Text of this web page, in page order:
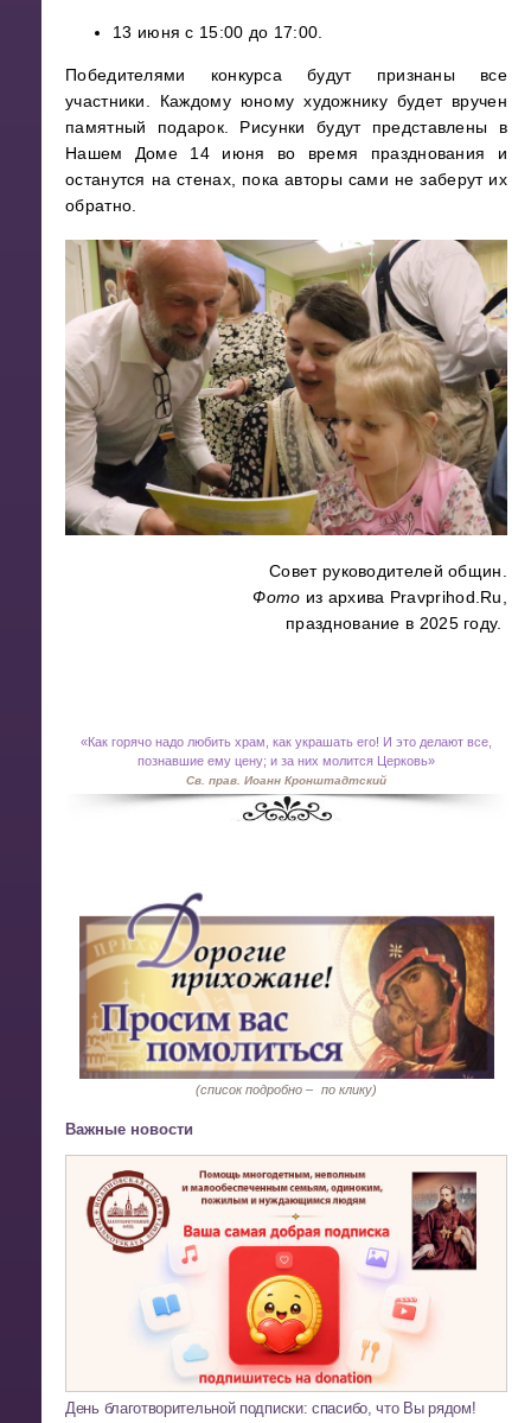
13 июня с 15:00 до 17:00.
Победителями конкурса будут признаны все
участники. Каждому юному художнику будет вручен
памятный подарок. Рисунки будут представлены в
Нашем Доме 14 июня во время празднования и
останутся на стенах, пока авторы сами не заберут их
обратно.
Совет руководителей общин.
Фото из архива Pravprihod.Ru,
празднование в 2025 году.
«Как горячо надо любить храм, как украшать его! И это делают все,
познавшие ему цену; и за них молится Церковь»
Св. прав. Иоанн Кронштадтский
(список подробно – по клику)
Важные новости
День благотворительной подписки: спасибо, что Вы рядом!